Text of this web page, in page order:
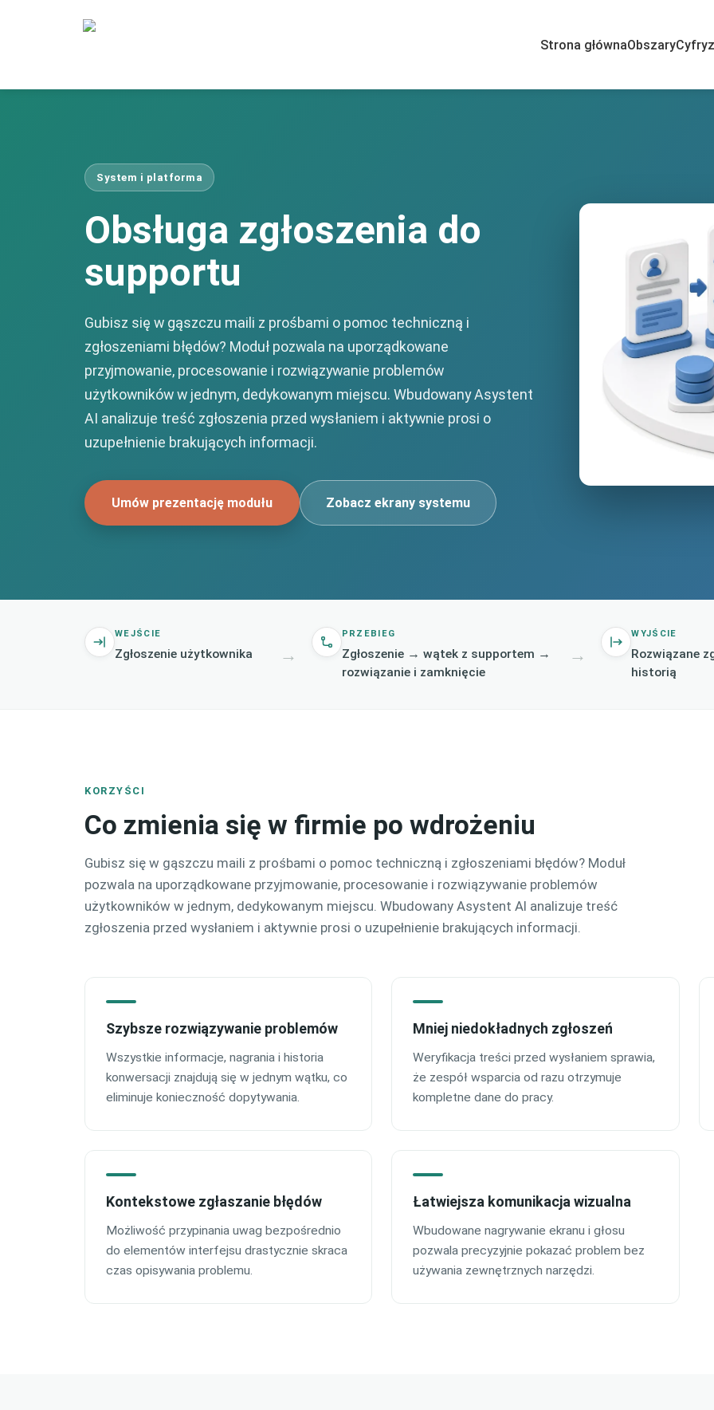
Strona głównaObszary
System i platforma
Obsługa zgłoszenia do
supportu
Gubisz się w gąszczu maili z prośbami o pomoc techniczną i
zgłoszeniami błędów? Moduł pozwala na uporządkowane
przyjmowanie, procesowanie i rozwiązywanie problemów
użytkowników w jednym, dedykowanym miejscu. Wbudowany Asystent
AI analizuje treść zgłoszenia przed wysłaniem i aktywnie prosi o
uzupełnienie brakujących informacji.
Umów prezentację modułu Zobacz ekrany systemu
WEJŚCIE
Zgłoszenie użytkownika →
PRZEBIEG
Zgłoszenie → wątek z supportem →
rozwiązanie i zamknięcie
→
WYJŚCIE
Rozwiązane
historią
KORZYŚCI
Co zmienia się w firmie po wdrożeniu
Gubisz się w gąszczu maili z prośbami o pomoc techniczną i zgłoszeniami błędów? Moduł
pozwala na uporządkowane przyjmowanie, procesowanie i rozwiązywanie problemów
użytkowników w jednym, dedykowanym miejscu. Wbudowany Asystent AI analizuje treść
zgłoszenia przed wysłaniem i aktywnie prosi o uzupełnienie brakujących informacji.
Szybsze rozwiązywanie problemów
Wszystkie informacje, nagrania i historia
konwersacji znajdują się w jednym wątku, co
eliminuje konieczność dopytywania.
Mniej niedokładnych zgłoszeń
Weryfikacja treści przed wysłaniem sprawia,
że zespół wsparcia od razu otrzymuje
kompletne dane do pracy.
Kontekstowe zgłaszanie błędów
Możliwość przypinania uwag bezpośrednio
do elementów interfejsu drastycznie skraca
czas opisywania problemu.
Łatwiejsza komunikacja wizualna
Wbudowane nagrywanie ekranu i głosu
pozwala precyzyjnie pokazać problem bez
używania zewnętrznych narzędzi.